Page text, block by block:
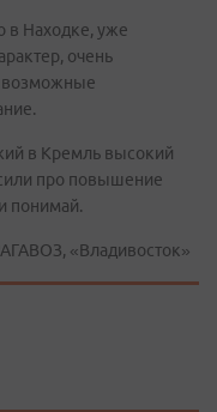
в Находке, уже
очень
возможные
в Кремль высокий
про повышение
понимай.
«Владивосток»